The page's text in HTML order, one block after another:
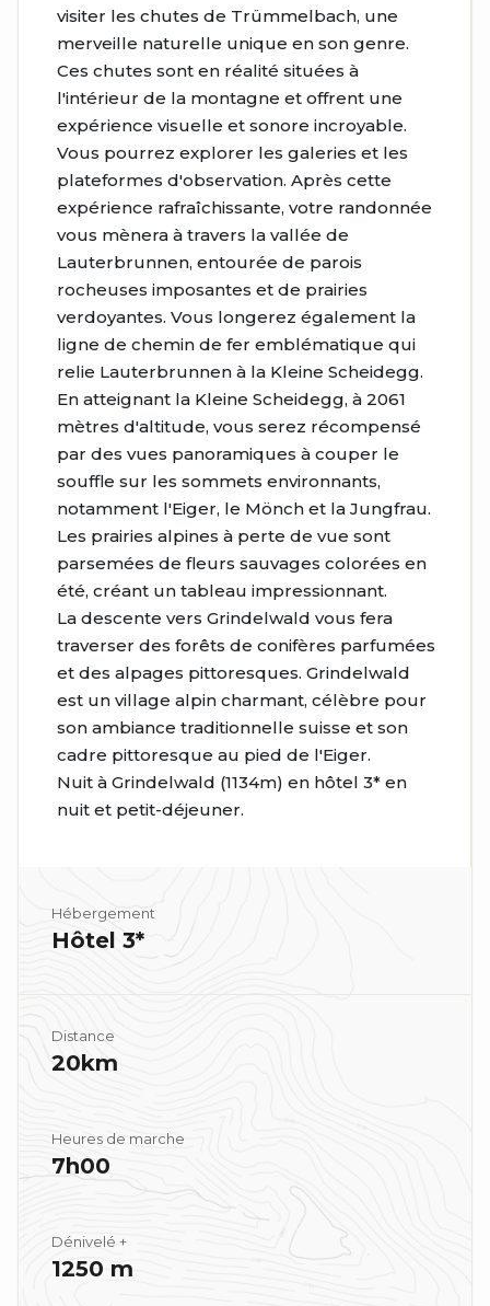
visiter les chutes de Trümmelbach, une
merveille naturelle unique en son genre.
Ces chutes sont en réalité situées à
l'intérieur de la montagne et offrent une
expérience visuelle et sonore incroyable.
Vous pourrez explorer les galeries et les
plateformes d'observation. Après cette
expérience rafraîchissante, votre randonnée
vous mènera à travers la vallée de
Lauterbrunnen, entourée de parois
rocheuses imposantes et de prairies
verdoyantes. Vous longerez également la
ligne de chemin de fer emblématique qui
relie Lauterbrunnen à la Kleine Scheidegg.
En atteignant la Kleine Scheidegg, à 2061
mètres d'altitude, vous serez récompensé
par des vues panoramiques à couper le
souffle sur les sommets environnants,
notamment l'Eiger, le Mönch et la Jungfrau.
Les prairies alpines à perte de vue sont
parsemées de fleurs sauvages colorées en
été, créant un tableau impressionnant.
La descente vers Grindelwald vous fera
traverser des forêts de conifères parfumées
et des alpages pittoresques. Grindelwald
est un village alpin charmant, célèbre pour
son ambiance traditionnelle suisse et son
cadre pittoresque au pied de l'Eiger.
Nuit à Grindelwald (1134m) en hôtel 3* en
nuit et petit-déjeuner.
Hébergement
Hôtel 3*
Distance
20km
Heures de marche
7h00
Dénivelé +
1250 m